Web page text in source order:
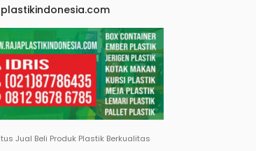
Jual Beli Produk Plastik Berkualitas